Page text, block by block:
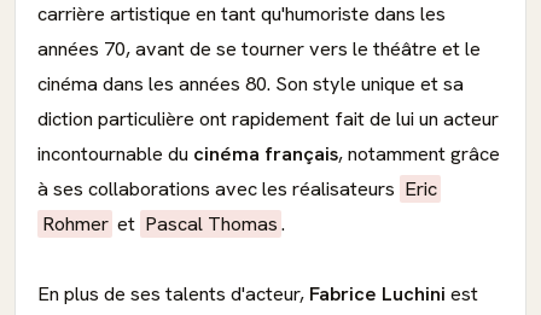
carrière artistique en tant qu'humoriste dans les
années 70, avant de se tourner vers le théâtre et le
cinéma dans les années 80. Son style unique et sa
diction particulière ont rapidement fait de lui un acteur
incontournable du cinéma français, notamment grâce
à ses collaborations avec les réalisateurs Eric
Rohmer et Pascal Thomas .
En plus de ses talents d'acteur, Fabrice Luchini est